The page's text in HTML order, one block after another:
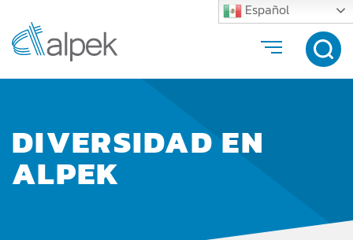
Español
DIVERSIDAD EN
ALPEK